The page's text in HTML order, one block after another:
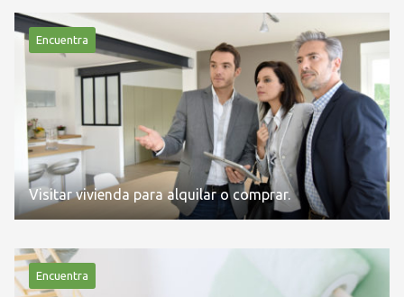
Encuentra
Visitar vivienda para alquilar o comprar.
Encuentra